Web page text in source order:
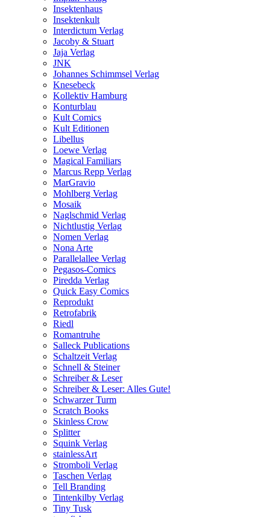
Insektenhaus
Insektenkult
Interdictum Verlag
Jacoby & Stuart
Jaja Verlag
JNK
Johannes Schimmsel Verlag
Knesebeck
Kollektiv Hamburg
Konturblau
Kult Comics
Kult Editionen
Libellus
Loewe Verlag
Magical Familiars
Marcus Repp Verlag
MarGravio
Mohlberg Verlag
Mosaik
Naglschmid Verlag
Nichtlustig Verlag
Nomen Verlag
Nona Arte
Parallelallee Verlag
Pegasos-Comics
Piredda Verlag
Quick Easy Comics
Reprodukt
Retrofabrik
Riedl
Romantruhe
Salleck Publications
Schaltzeit Verlag
Schnell & Steiner
Schreiber & Leser
Schreiber & Leser: Alles Gute!
Schwarzer Turm
Scratch Books
Skinless Crow
Splitter
Squink Verlag
stainlessArt
Stromboli Verlag
Taschen Verlag
Tell Branding
Tintenkilby Verlag
Tiny Tusk